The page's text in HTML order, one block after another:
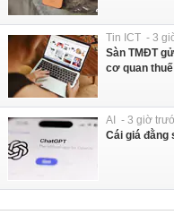
Tin ICT - 3
Sàn TMĐT
cơ quan
AI - 3 giờ
Cái giá đằng